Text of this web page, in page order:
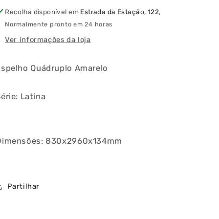
Recolha disponível em Estrada da Estação, 122,
Normalmente pronto em 24 horas
Ver informações da loja
Quádruplo Amarelo
Latina
830x2960x134mm
Partilhar